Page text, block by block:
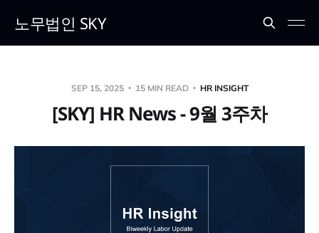
노무법인 SKY
SEP 15, 2025 15 MIN READ HR INSIGHT
[SKY] HR News - 9월 3주차